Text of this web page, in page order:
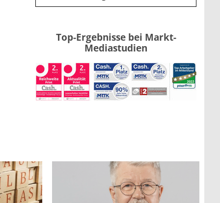
Top-Ergebnisse bei Markt-
Mediastudien